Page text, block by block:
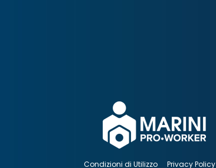
Condizioni di Utilizzo Privacy Policy